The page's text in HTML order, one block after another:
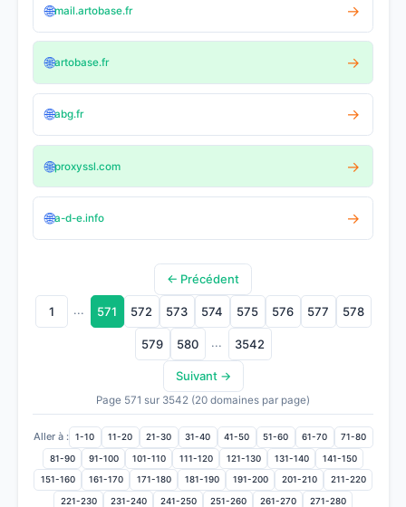
🌐mail.artobase.fr →
🌐artobase.fr →
🌐abg.fr →
🌐proxyssl.com →
🌐a-d-e.info →
← Précédent
1 ... 571 572 573 574 575 576 577 578
579 580 ... 3542
Suivant →
Page 571 sur 3542 (20 domaines par page)
Aller à : 1-10 11-20 21-30 31-40 41-50 51-60 61-70 71-80
81-90 91-100 101-110 111-120 121-130 131-140 141-150
151-160 161-170 171-180 181-190 191-200 201-210 211-220
221-230 231-240 241-250 251-260 261-270 271-280